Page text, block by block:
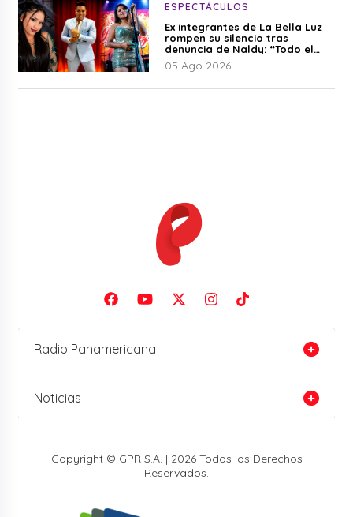
ESPECTÁCULOS
Ex integrantes de La Bella Luz
rompen su silencio tras
denuncia de Naldy: “Todo el
mundo lo sabía”
05 Ago 2026
Radio Panamericana
Noticias
Copyright © GPR S.A. | 2026 Todos los Derechos
Reservados.